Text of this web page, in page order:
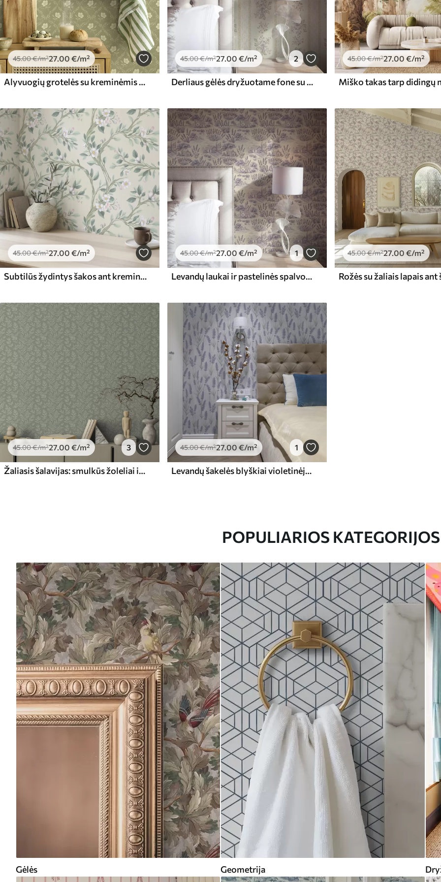
45.00€/m²27.00 €/m²
Alyvuogių grotelės su kreminėmis gėlėmis, retro ornamentas
45.00€/m²27.00 €/m² 2
Derliaus gėlės dryžuotame fone su ornamentu
45.00€/m²27.00 €/m²
45.00€/m²27.00 €/m²
Subtilūs žydintys šakos ant kreminės spalvos fono, pastelinės spalvos
45.00€/m²27.00 €/m² 1
Levandų laukai ir pastelinės spalvos namai
45.00€/m²27.00 €/m²
45.00€/m²27.00 €/m² 3
Žaliasis šalavijas: smulkūs žoleliai ir žiedynai, subtilus raštas
45.00€/m²27.00 €/m² 1
Levandų šakelės blyškiai violetinėje akvarelės paletėje
POPULIARIOS KATEGORIJOS
Gėlės Geometrija